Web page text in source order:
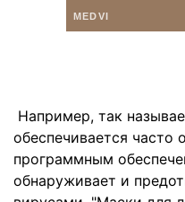
Например, так
обеспечивается
программным
обнаруживает и